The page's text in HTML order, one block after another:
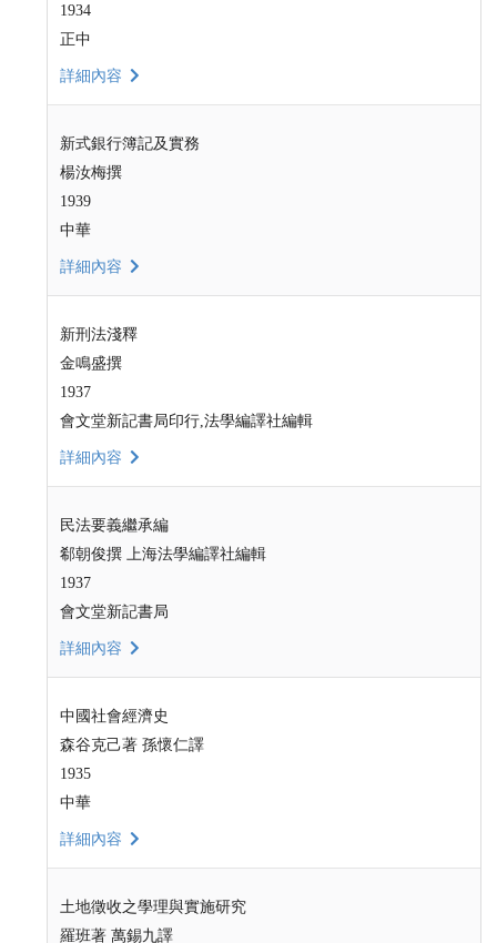
1934
正中
詳細內容
新式銀行簿記及實務
楊汝梅撰
1939
中華
詳細內容
新刑法淺釋
金鳴盛撰
1937
會文堂新記書局印行,法學編譯社編輯
詳細內容
民法要義繼承編
郗朝俊撰 上海法學編譯社編輯
1937
會文堂新記書局
詳細內容
中國社會經濟史
森谷克己著 孫懷仁譯
1935
中華
詳細內容
土地徵收之學理與實施研究
羅班著 萬錫九譯